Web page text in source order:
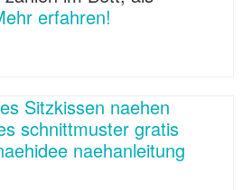
erfahren!